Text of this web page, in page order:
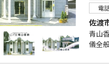
電
佐渡
青山
儀全